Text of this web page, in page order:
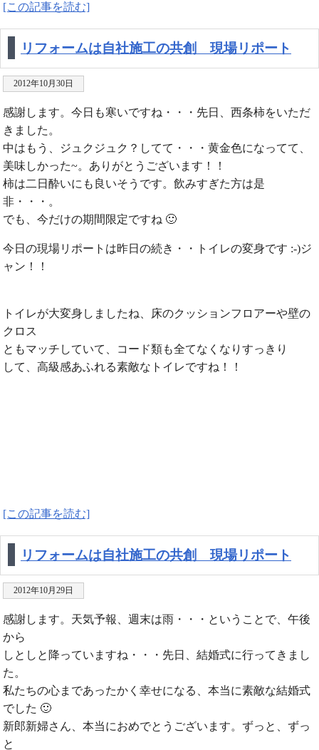
[この記事を読む]
リフォームは自社施工の共創 現場リポート
2012年10月30日
感謝します。今日も寒いですね・・・先日、西条柿をいただ
きました。
中はもう、ジュクジュク？してて・・・黄金色になってて、
美味しかった~。ありがとうございます！！
柿は二日酔いにも良いそうです。飲みすぎた方は是
非・・・。
でも、今だけの期間限定ですね 🙂
今日の現場リポートは昨日の続き・・トイレの変身です :-)ジ
ャン！！
トイレが大変身しましたね、床のクッションフロアーや壁の
クロス
ともマッチしていて、コード類も全てなくなりすっきり
して、高級感あふれる素敵なトイレですね！！
[この記事を読む]
リフォームは自社施工の共創 現場リポート
2012年10月29日
感謝します。天気予報、週末は雨・・・ということで、午後
から
しとしと降っていますね・・・先日、結婚式に行ってきまし
た。
私たちの心まであったかく幸せになる、本当に素敵な結婚式
でした 🙂
新郎新婦さん、本当におめでとうございます。ずっと、ずっ
と